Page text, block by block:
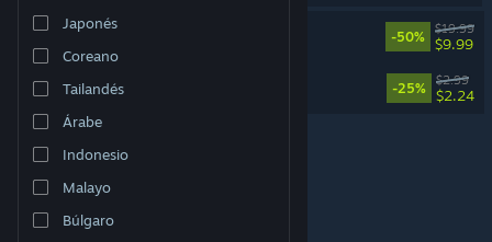
Obtener la aplicación de Steam Mobile
Ver versión clásica
Japonés
Coreano
Tailandés
Árabe
Indonesio
Malayo
Búlgaro
-50%
$19.99
$9.99
-25%
$2.99
$2.24